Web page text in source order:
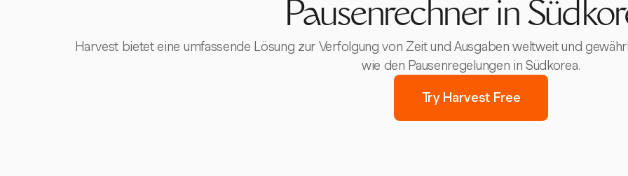
Pausenrechner in
Harvest bietet eine umfassende Lösung zur Verfolgung von Zeit und Ausgaben weltweit und
wie den Pausenregelungen in Südkorea.
Try Harvest Free